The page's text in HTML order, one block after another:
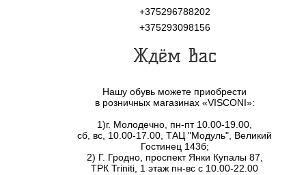
+375296788202
+375293098156
Ждём Вас
Нашу обувь можете приобрести
в розничных магазинах «VISCONI»:
1)г. Молодечно, пн-пт 10.00-19.00,
сб, вс, 10.00-17.00, ТАЦ "Модуль", Великий
Гостинец 143б;
2) Г. Гродно, проспект Янки Купалы 87,
ТРК Triniti, 1 этаж пн-вс с 10.00-22.00